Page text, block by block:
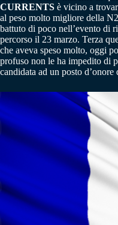
CURRENTS è vicino a
al peso molto migliore della N2
battuto di poco nell’evento di
percorso il 23 marzo. Terza
che aveva speso molto, oggi
profuso non le ha impedito di
candidata ad un posto d’onore